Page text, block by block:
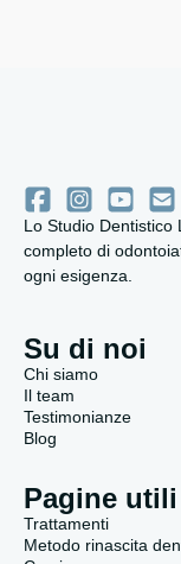
Lo Studio Dentistico
completo di
ogni esigenza.
Su di noi
Chi siamo
Il team
Testimonianze
Blog
Pagine utili
Trattamenti
Metodo rinascita